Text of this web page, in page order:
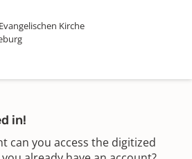
Kirche
in!
can you access the digitized